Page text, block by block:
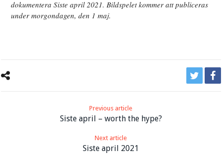
dokumentera Siste april 2021. Bildspelet kommer att publiceras
under morgondagen, den 1 maj.
Previous article
Siste april – worth the hype?
Next article
Siste april 2021